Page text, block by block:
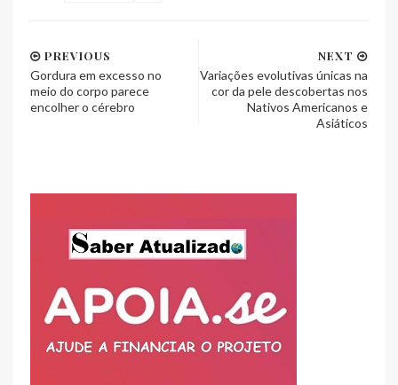
NEXT
Variações evolutivas únicas na
cor da pele descobertas nos
Nativos Americanos e
Asiáticos
PREVIOUS
Gordura em excesso no
meio do corpo parece
encolher o cérebro